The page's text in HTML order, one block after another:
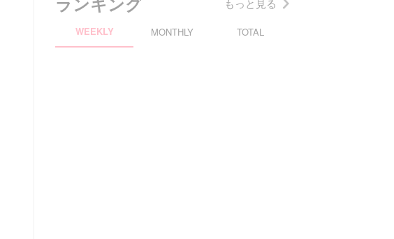
もっと見る
WEEKLY MONTHLY TOTAL